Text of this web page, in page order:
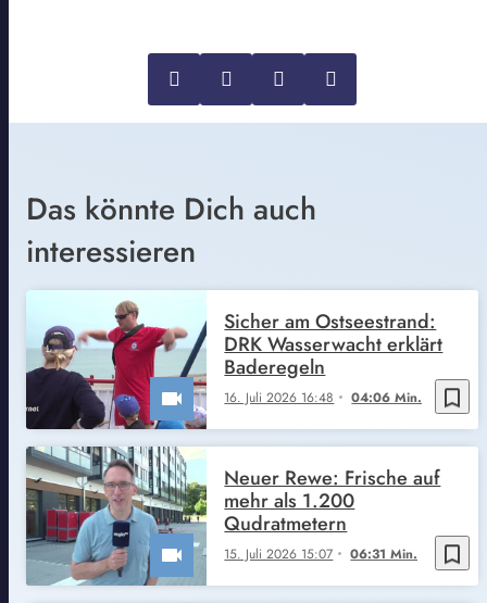
Das könnte Dich auch
interessieren
bookmark_border
16. Juli 2026 16:48 04:06 Min.
Sicher am Ostseestrand:
DRK Wasserwacht erklärt
Baderegeln
bookmark_border
15. Juli 2026 15:07 06:31 Min.
Neuer Rewe: Frische auf
mehr als 1.200
Qudratmetern